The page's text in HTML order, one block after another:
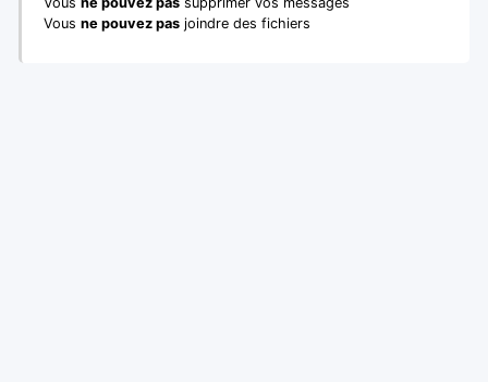
Vous ne pouvez pas joindre des fichiers